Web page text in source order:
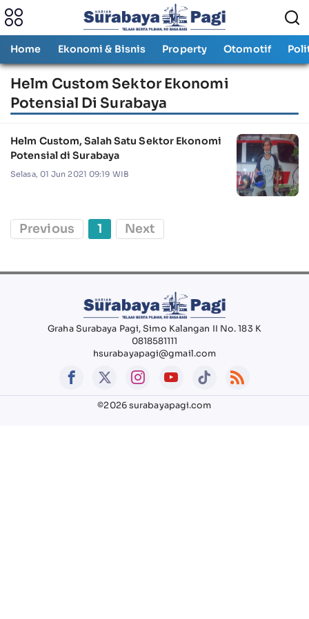
Home Ekonomi & Bisnis Property Otomotif
Helm Custom Sektor Ekonomi
Potensial Di Surabaya
Helm Custom, Salah Satu Sektor Ekonomi
Potensial di Surabaya
Selasa, 01 Jun 2021 09:19 WIB
Previous 1 Next
Graha Surabaya Pagi, Simo Kalangan II No. 183 K
0818581111
hsurabayapagi@gmail.com
©2026 surabayapagi.com